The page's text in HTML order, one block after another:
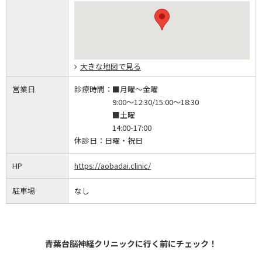
大きな地図で見る
営業日 診療時間： ■月曜～金曜
9:00～12:30/15:00～18:30
■土曜
14:00-17:00
休診日： 日曜・祝日
HP https://aobadai.clinic/
駐車場 なし
青葉台脳神経クリニックに行く前にチェック！